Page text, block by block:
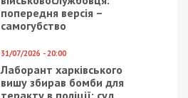
попередня версія –
самогубство
31/07/2026 - 20:00
Лаборант харківського
вишу збирав бомби для
теракту в поліції: суд